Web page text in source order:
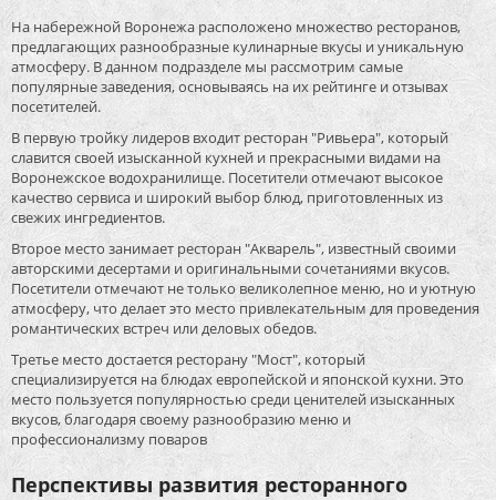
На набережной Воронежа расположено множество ресторанов,
предлагающих разнообразные кулинарные вкусы и уникальную
атмосферу. В данном подразделе мы рассмотрим самые
популярные заведения, основываясь на их рейтинге и отзывах
посетителей.
В первую тройку лидеров входит ресторан "Ривьера", который
славится своей изысканной кухней и прекрасными видами на
Воронежское водохранилище. Посетители отмечают высокое
качество сервиса и широкий выбор блюд, приготовленных из
свежих ингредиентов.
Второе место занимает ресторан "Акварель", известный своими
авторскими десертами и оригинальными сочетаниями вкусов.
Посетители отмечают не только великолепное меню, но и уютную
атмосферу, что делает это место привлекательным для проведения
романтических встреч или деловых обедов.
Третье место достается ресторану "Мост", который
специализируется на блюдах европейской и японской кухни. Это
место пользуется популярностью среди ценителей изысканных
вкусов, благодаря своему разнообразию меню и
профессионализму поваров
Перспективы развития ресторанного